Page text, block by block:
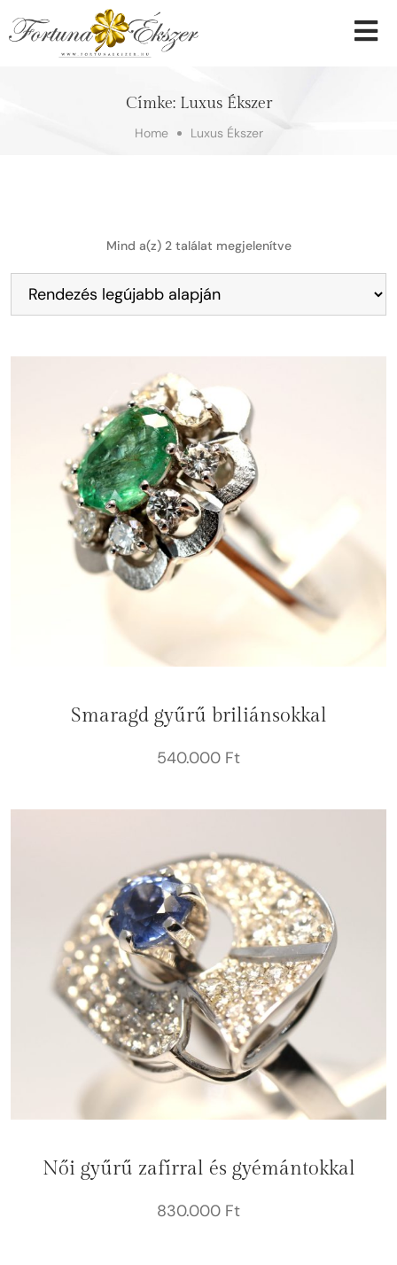
Címke: Luxus Ékszer
Home Luxus Ékszer
Mind a(z) 2 találat megjelenítve
Smaragd gyűrű briliánsokkal
540.000 Ft
Női gyűrű zafírral és gyémántokkal
830.000 Ft